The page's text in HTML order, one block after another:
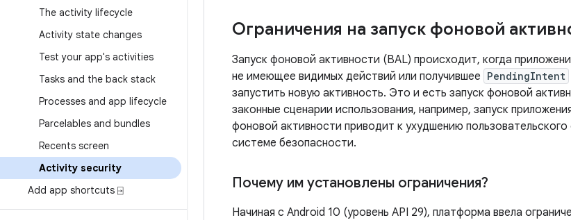
The activity lifecycle
Activity state changes
Test your app's activities
Tasks and the back stack
Processes and app lifecycle
Parcelables and bundles
Recents screen
Activity security
Add app shortcuts ⍈
Ограничения на запуск фоновой
Запуск фоновой активности (BAL) происходит, когда
не имеющее видимых действий или получившее PendingIntent
запустить новую активность. Это и есть запуск фоновой
законные сценарии использования, например, запуск
фоновой активности приводит к ухудшению
системе безопасности.
Почему им установлены ограничения?
Начиная с Android 10 (уровень API 29), платформа ввела